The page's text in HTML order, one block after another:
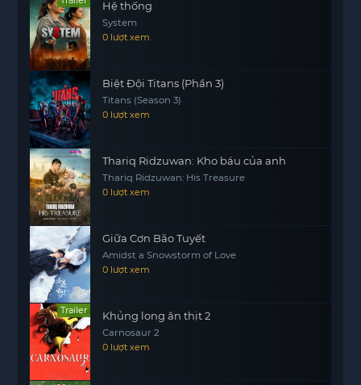
định số phận của cả hai và có thể là của cả vũ trụ.
Đây thực sự là một kết thúc hoành tráng cho một
câu chuyện kéo dài nhiều năm.
Hệ thống
System
0 lượt xem
Biệt Đội Titans (Phần 3)
Titans (Season 3)
0 lượt xem
Thariq Ridzuwan: Kho báu của anh
Thariq Ridzuwan: His Treasure
0 lượt xem
Giữa Cơn Bão Tuyết
Amidst a Snowstorm of Love
0 lượt xem
Trailer Khủng long ăn thịt 2
Carnosaur 2
0 lượt xem